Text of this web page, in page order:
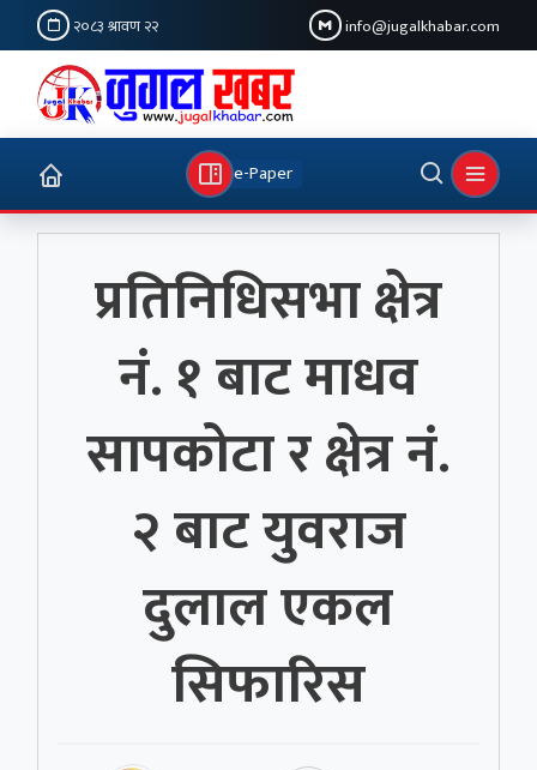
२०८३ श्रावण २२ info@jugalkhabar.com
e-Paper
प्रतिनिधिसभा क्षेत्र
नं. १ बाट माधव
सापकोटा र क्षेत्र नं.
२ बाट युवराज
दुलाल एकल
सिफारिस